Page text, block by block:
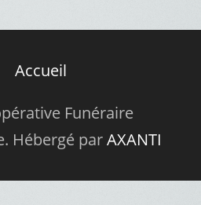
Accueil
Funéraire
Hébergé parAXANTI